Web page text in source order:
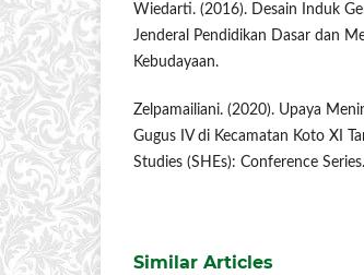
Wiedarti. (2016). Desain Induk
Jenderal Pendidikan Dasar dan
Kebudayaan.
Zelpamailiani. (2020). Upaya
Gugus IV di Kecamatan Koto XI
Studies (SHEs): Conference Series.
Similar Articles